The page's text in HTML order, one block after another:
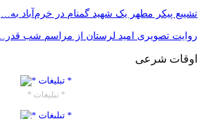
تشییع پیکر مطهر یک شهید گمنام در خرم‌آباد به…
روایت تصویری امید لرستان از مراسم شب قدر…
اوقات شرعی
* تبلیغات *